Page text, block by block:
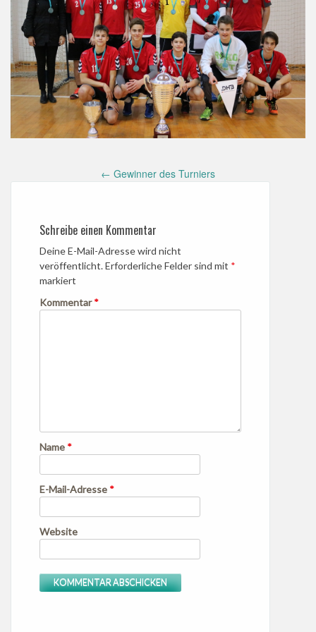
navigation
← Gewinner des Turniers
Schreibe einen Kommentar
Deine E-Mail-Adresse wird nicht
veröffentlicht.Erforderliche Felder sind mit *
markiert
Kommentar*
Name *
E-Mail-Adresse *
Website